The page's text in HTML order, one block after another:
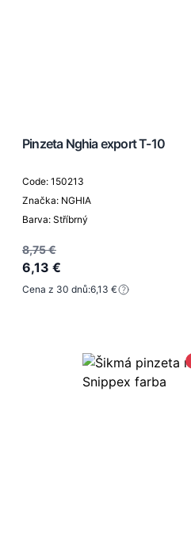
Pinzeta Nghia export T-10
Code: 150213
Značka: NGHIA
Barva: Stříbrný
8,75 €
6,13 €
Cena z 30 dnů:6,13 €